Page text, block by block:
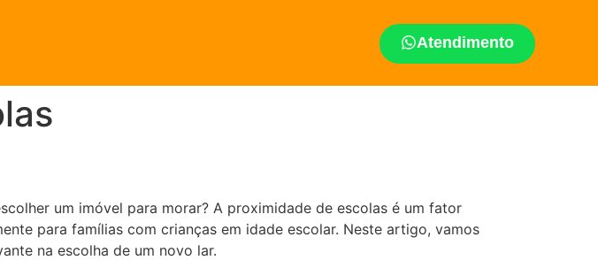
Atendimento
um imóvel para morar? A proximidade de escolas é um fator
para famílias com crianças em idade escolar. Neste artigo, vamos
na escolha de um novo lar.